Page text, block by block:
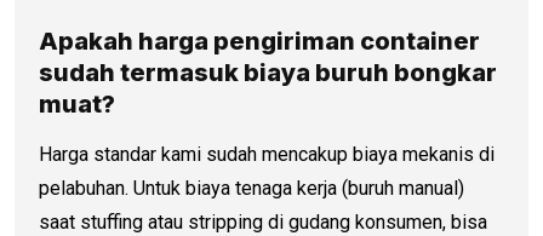
Apakah harga pengiriman container
sudah termasuk biaya buruh bongkar
muat?
Harga standar kami sudah mencakup biaya mekanis di
pelabuhan. Untuk biaya tenaga kerja (buruh manual)
saat stuffing atau stripping di gudang konsumen, bisa